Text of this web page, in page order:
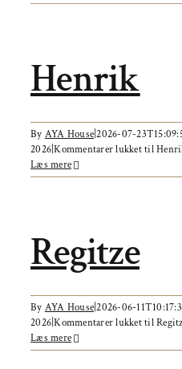
Henrik
By AYA House|2026-07-
2026|Kommentarer lukkettil
Læs mere
Regitze
By AYA House|2026-06-
2026|Kommentarer lukkettil
Læs mere